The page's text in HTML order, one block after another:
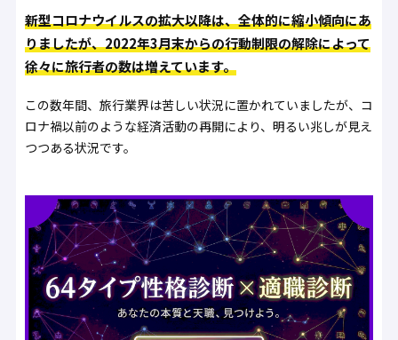
新型コロナウイルスの拡大以降は、全体的に縮小傾向にあ
りましたが、2022年3月末からの行動制限の解除によって
徐々に旅行者の数は増えています。
この数年間、旅行業界は苦しい状況に置かれていましたが、コ
ロナ禍以前のような経済活動の再開により、明るい兆しが見え
つつある状況です。